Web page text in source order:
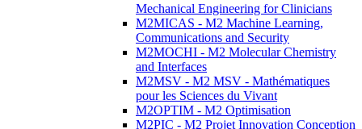
Mechanical Engineering for Clinicians
M2MICAS - M2 Machine Learning,
Communications and Security
M2MOCHI - M2 Molecular Chemistry
and Interfaces
M2MSV - M2 MSV - Mathématiques
pour les Sciences du Vivant
M2OPTIM - M2 Optimisation
M2PIC - M2 Projet Innovation Conception